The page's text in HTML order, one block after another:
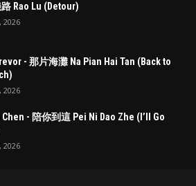
Rao Lu (Detour)
2026
- 那片海灘 Na Pian Hai Tan (Back to
2026
Chen - 陪你到這 Pei Ni Dao Zhe (I’ll Go
2026